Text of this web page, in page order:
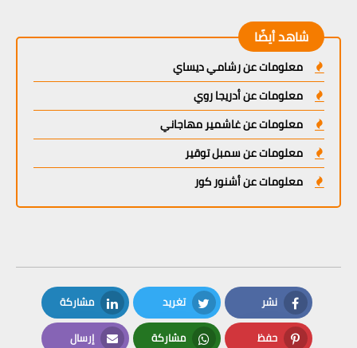
شاهد أيضًا
معلومات عن رشامي ديساي
معلومات عن أدريجا روي
معلومات عن غاشمير مهاجاني
معلومات عن سمبل توقير
معلومات عن أشنور كور
نشر
Facebook
تغريد
Twitter
مشاركة
LinkedIn
حفظ مشاركة إرسال